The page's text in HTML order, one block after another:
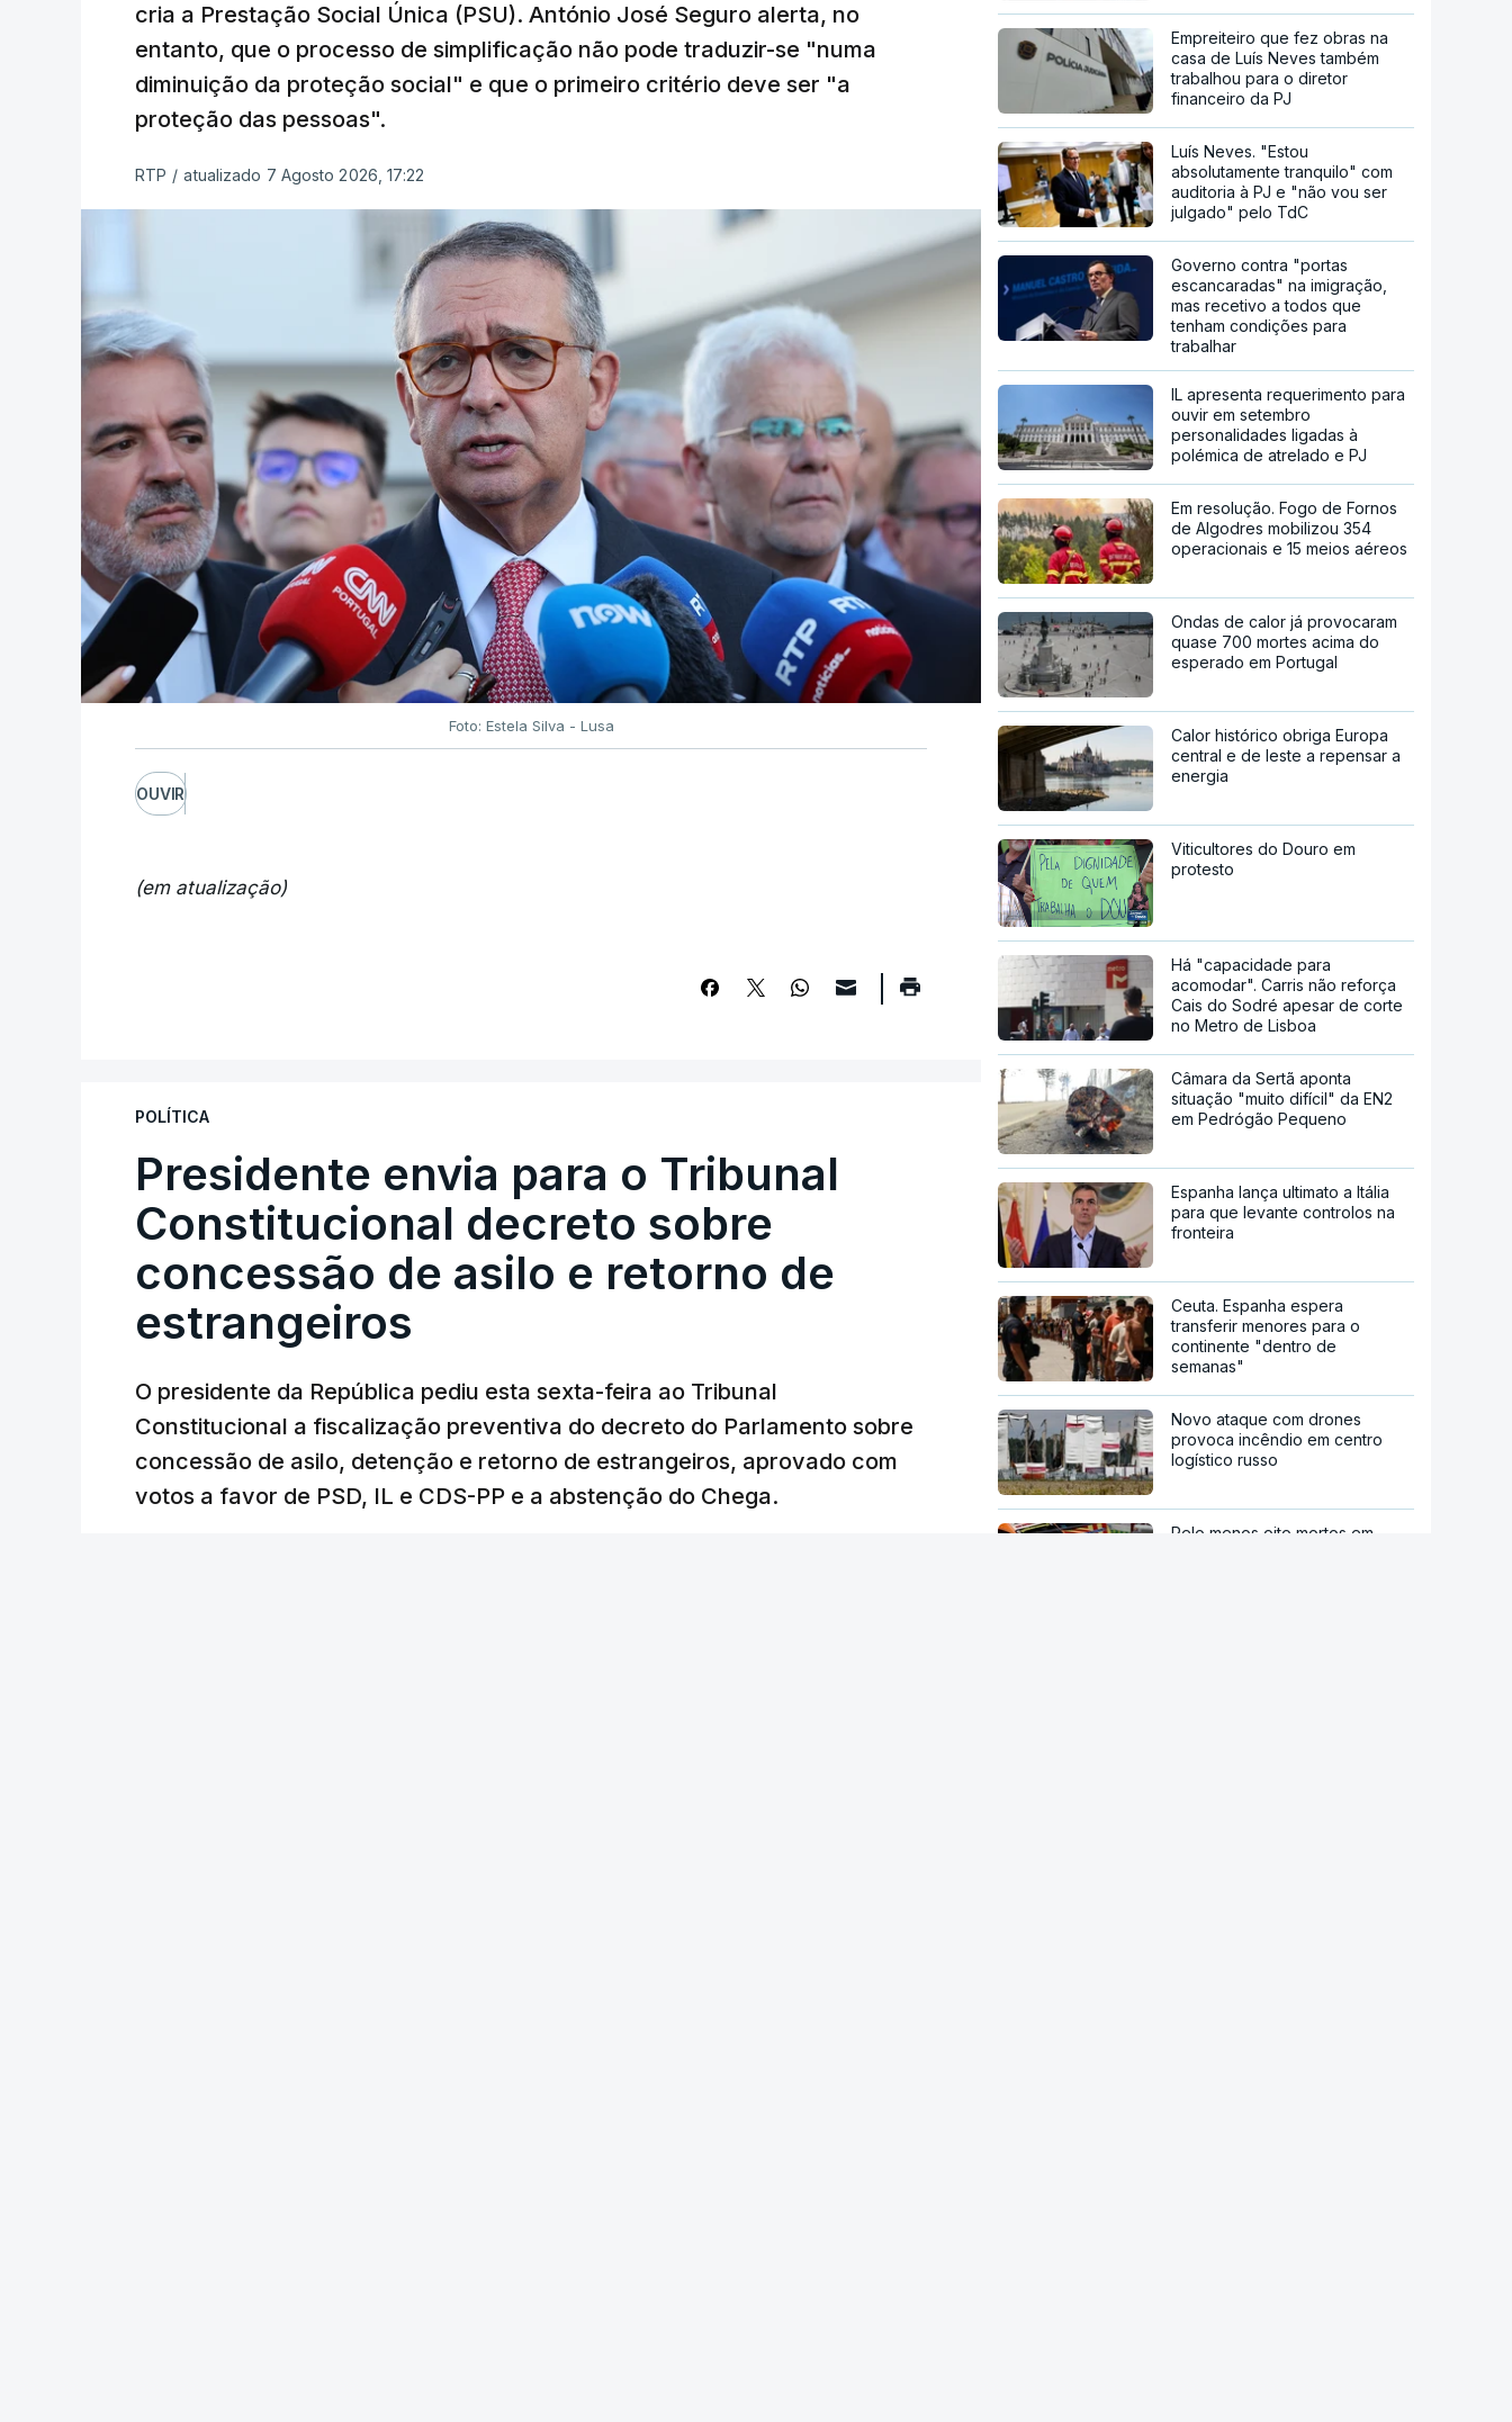
cria a Prestação Social Única (PSU). António José Seguro alerta, no
entanto, que o processo de simplificação não pode traduzir-se "numa
diminuição da proteção social" e que o primeiro critério deve ser "a
proteção das pessoas".
RTP / atualizado 7 Agosto 2026, 17:22
Foto: Estela Silva - Lusa
OUVIR
(em atualização)
POLÍTICA
Presidente envia para o Tribunal
Constitucional decreto sobre
concessão de asilo e retorno de
estrangeiros
O presidente da República pediu esta sexta-feira ao Tribunal
Constitucional a fiscalização preventiva do decreto do Parlamento sobre
concessão de asilo, detenção e retorno de estrangeiros, aprovado com
votos a favor de PSD, IL e CDS-PP e a abstenção do Chega.
Empreiteiro que fez obras na
casa de Luís Neves também
trabalhou para o diretor
financeiro da PJ
Luís Neves. "Estou
absolutamente tranquilo" com
auditoria à PJ e "não vou ser
julgado" pelo TdC
Governo contra "portas
escancaradas" na imigração,
mas recetivo a todos que
tenham condições para
trabalhar
IL apresenta requerimento para
ouvir em setembro
personalidades ligadas à
polémica de atrelado e PJ
Em resolução. Fogo de Fornos
de Algodres mobilizou 354
operacionais e 15 meios aéreos
Ondas de calor já provocaram
quase 700 mortes acima do
esperado em Portugal
Calor histórico obriga Europa
central e de leste a repensar a
energia
Viticultores do Douro em
protesto
Há "capacidade para
acomodar". Carris não reforça
Cais do Sodré apesar de corte
no Metro de Lisboa
Câmara da Sertã aponta
situação "muito difícil" da EN2
em Pedrógão Pequeno
Espanha lança ultimato a Itália
para que levante controlos na
fronteira
Ceuta. Espanha espera
transferir menores para o
continente "dentro de
semanas"
Novo ataque com drones
provoca incêndio em centro
logístico russo
Pelo menos oito mortos em